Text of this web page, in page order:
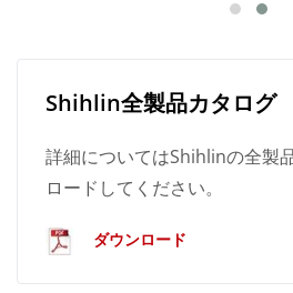
Shihlin全製品カタログ
詳細についてはShihlinの全製
ロードしてください。
ダウンロード